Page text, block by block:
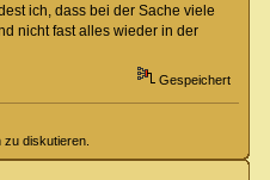
ich, dass bei der Sache viele
nicht fast alles wieder in der
Gespeichert
diskutieren.